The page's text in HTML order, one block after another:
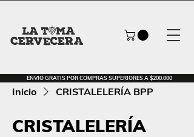
ENVIO GRATIS POR COMPRAS SUPERIORES A $200.000
Inicio CRISTALELERÍA BPP
CRISTALELERÍA